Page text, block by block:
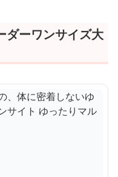
ダーワンサイズ大